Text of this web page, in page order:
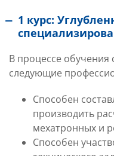
1 курс:
В процессе обучения
следующие
Способен
производить
мехатронных и
Способен